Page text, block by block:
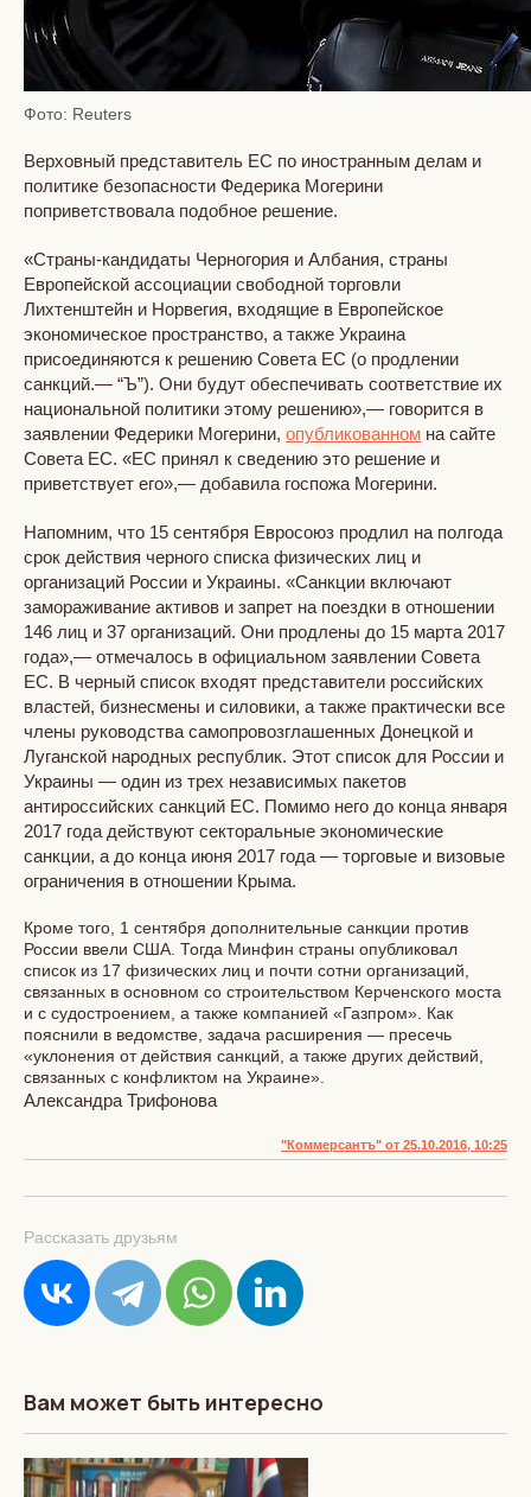
Фото: Reuters
Верховный представитель ЕС по иностранным делам и
политике безопасности Федерика Могерини
поприветствовала подобное решение.
«Страны-кандидаты Черногория и Албания, страны
Европейской ассоциации свободной торговли
Лихтенштейн и Норвегия, входящие в Европейское
экономическое пространство, а также Украина
присоединяются к решению Совета ЕС (о продлении
санкций.— “Ъ”). Они будут обеспечивать соответствие их
национальной политики этому решению»,— говорится в
заявлении Федерики Могерини, опубликованном на сайте
Совета ЕС. «ЕС принял к сведению это решение и
приветствует его»,— добавила госпожа Могерини.
Напомним, что 15 сентября Евросоюз продлил на полгода
срок действия черного списка физических лиц и
организаций России и Украины. «Санкции включают
замораживание активов и запрет на поездки в отношении
146 лиц и 37 организаций. Они продлены до 15 марта 2017
года»,— отмечалось в официальном заявлении Совета
ЕС. В черный список входят представители российских
властей, бизнесмены и силовики, а также практически все
члены руководства самопровозглашенных Донецкой и
Луганской народных республик. Этот список для России и
Украины — один из трех независимых пакетов
антироссийских санкций ЕС. Помимо него до конца января
2017 года действуют секторальные экономические
санкции, а до конца июня 2017 года — торговые и визовые
ограничения в отношении Крыма.
Кроме того, 1 сентября дополнительные санкции против
России ввели США. Тогда Минфин страны опубликовал
список из 17 физических лиц и почти сотни организаций,
связанных в основном со строительством Керченского моста
и с судостроением, а также компанией «Газпром». Как
пояснили в ведомстве, задача расширения — пресечь
«уклонения от действия санкций, а также других действий,
связанных с конфликтом на Украине».
Александра Трифонова
"Коммерсантъ" от 25.10.2016, 10:25
Рассказать друзьям
Вам может быть интересно